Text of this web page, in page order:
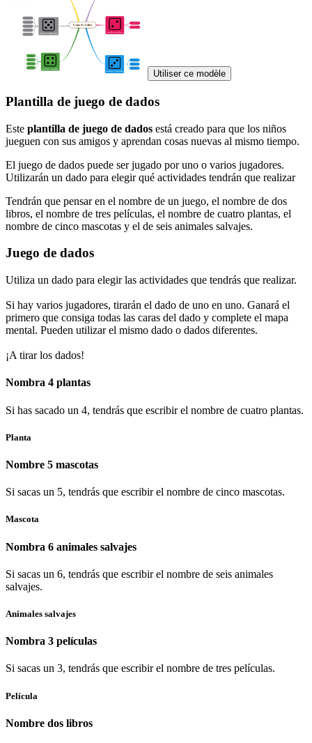
Utiliser ce modèle
Plantilla de juego de dados
Este plantilla de juego de dados está creado para que los niños
jueguen con sus amigos y aprendan cosas nuevas al mismo tiempo.
El juego de dados puede ser jugado por uno o varios jugadores.
Utilizarán un dado para elegir qué actividades tendrán que realizar
Tendrán que pensar en el nombre de un juego, el nombre de dos
libros, el nombre de tres películas, el nombre de cuatro plantas, el
nombre de cinco mascotas y el de seis animales salvajes.
Juego de dados
Utiliza un dado para elegir las actividades que tendrás que realizar.
Si hay varios jugadores, tirarán el dado de uno en uno. Ganará el
primero que consiga todas las caras del dado y complete el mapa
mental. Pueden utilizar el mismo dado o dados diferentes.
¡A tirar los dados!
Nombra 4 plantas
Si has sacado un 4, tendrás que escribir el nombre de cuatro plantas.
Planta
Nombre 5 mascotas
Si sacas un 5, tendrás que escribir el nombre de cinco mascotas.
Mascota
Nombra 6 animales salvajes
Si sacas un 6, tendrás que escribir el nombre de seis animales
salvajes.
Animales salvajes
Nombra 3 películas
Si sacas un 3, tendrás que escribir el nombre de tres películas.
Película
Nombre dos libros